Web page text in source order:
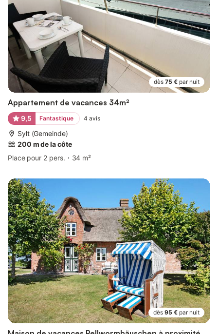
dès 75 € par nuit
Appartement de vacances 34m²
9,5 Fantastique 4 avis
Sylt (Gemeinde)
200 m de la côte
Place pour 2 pers.
34 m²
dès 95 € par nuit